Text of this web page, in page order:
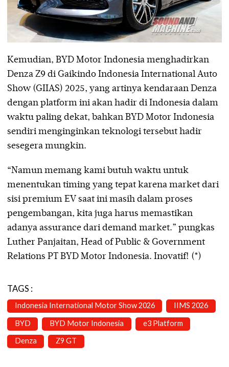
Kemudian, BYD Motor Indonesia menghadirkan
Denza Z9 di Gaikindo Indonesia International Auto
Show (GIIAS) 2025, yang artinya kendaraan Denza
dengan platform ini akan hadir di Indonesia dalam
waktu paling dekat, bahkan BYD Motor Indonesia
sendiri menginginkan teknologi tersebut hadir
sesegera mungkin.
“Namun memang kami butuh waktu untuk
menentukan timing yang tepat karena market dari
sisi premium EV saat ini masih dalam proses
pengembangan, kita juga harus memastikan
adanya assurance dari demand market.” pungkas
Luther Panjaitan, Head of Public & Government
Relations PT BYD Motor Indonesia. Inovatif! (*)
TAGS :
Indonesia International Motor Show 2026 IIMS 2026
BYD BYD Motor Indonesia e3 Platform
Denza Z9 GT